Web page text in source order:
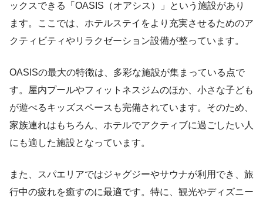
ックスできる「OASIS（オアシス）」という施設があり
ます。ここでは、ホテルステイをより充実させるためのア
クティビティやリラクゼーション設備が整っています。
OASISの最大の特徴は、多彩な施設が集まっている点で
す。屋内プールやフィットネスジムのほか、小さな子ども
が遊べるキッズスペースも完備されています。そのため、
家族連れはもちろん、ホテルでアクティブに過ごしたい人
にも適した施設となっています。
また、スパエリアではジャグジーやサウナが利用でき、旅
行中の疲れを癒すのに最適です。特に、観光やディズニー